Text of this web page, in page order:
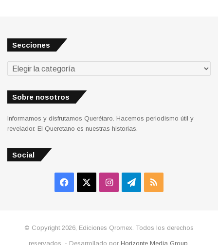
Secciones
Secciones
Sobre nosotros
Informamos y disfrutamos Querétaro. Hacemos periodismo útil y
revelador. El Queretano es nuestras historias.
Social
Facebook InstagramTelegram
RSS
© Copyright 2026, Ediciones Qromex. Todos los derechos
reservados. - Desarrollado por Horizonte Media Group